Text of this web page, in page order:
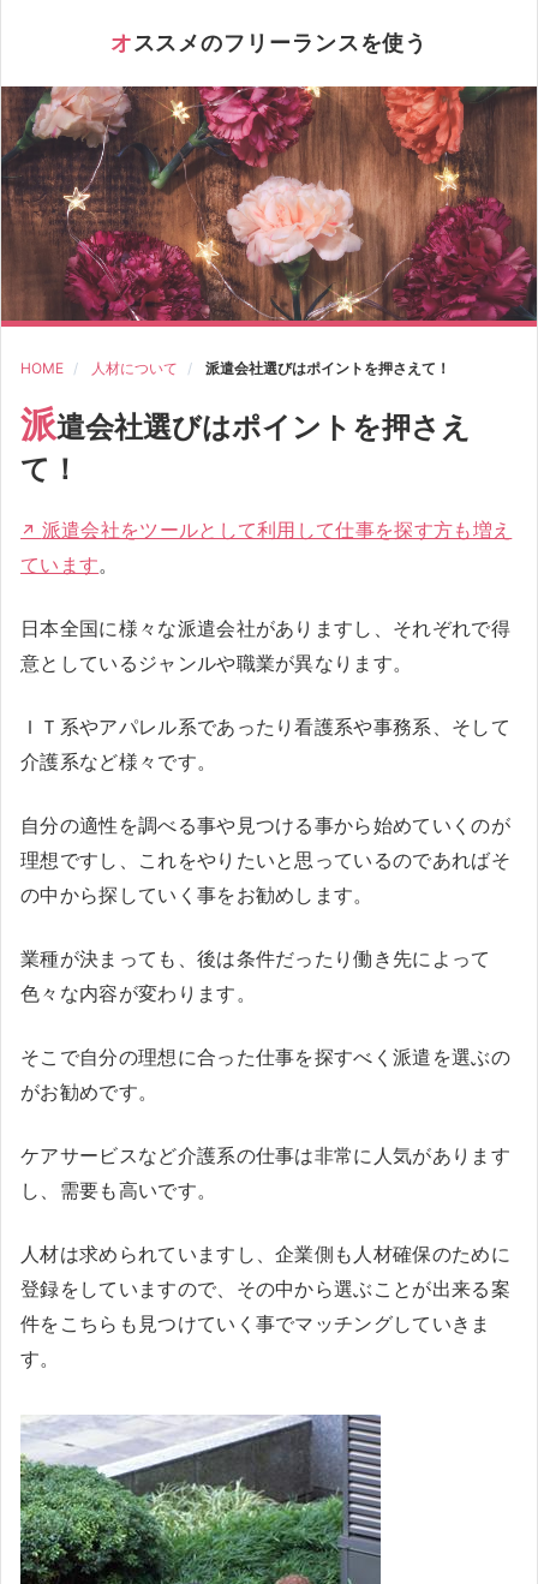
オススメのフリーランスを使う
HOME 人材について 派遣会社選びはポイントを押さえて！
派遣会社選びはポイントを押さえ
て！
派遣会社をツールとして利用して仕事を探す方も増え
ています。
日本全国に様々な派遣会社がありますし、それぞれで得
意としているジャンルや職業が異なります。
ＩＴ系やアパレル系であったり看護系や事務系、そして
介護系など様々です。
自分の適性を調べる事や見つける事から始めていくのが
理想ですし、これをやりたいと思っているのであればそ
の中から探していく事をお勧めします。
業種が決まっても、後は条件だったり働き先によって
色々な内容が変わります。
そこで自分の理想に合った仕事を探すべく派遣を選ぶの
がお勧めです。
ケアサービスなど介護系の仕事は非常に人気があります
し、需要も高いです。
人材は求められていますし、企業側も人材確保のために
登録をしていますので、その中から選ぶことが出来る案
件をこちらも見つけていく事でマッチングしていきま
す。